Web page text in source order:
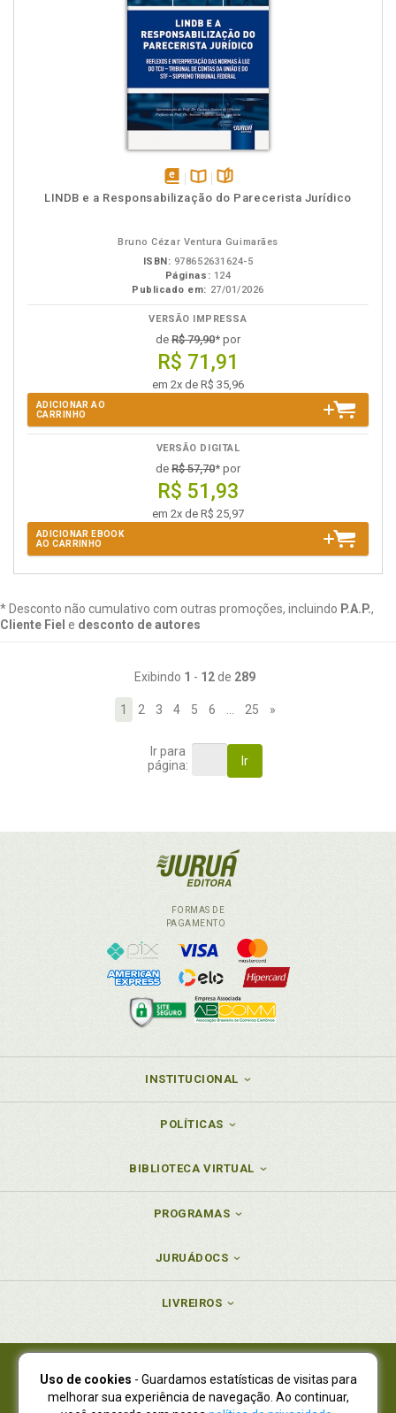
disponívelDisponível
páginas
LINDB e a Responsabilização do Parecerista Jurídico
Bruno Cézar Ventura Guimarães
ISBN: 978652631624-5
Páginas: 124
Publicado em: 27/01/2026
VERSÃO IMPRESSA
de R$ 79,90* por
R$ 71,91
em 2x de R$ 35,96
ADICIONAR AO
CARRINHO
VERSÃO DIGITAL
de R$ 57,70* por
R$ 51,93
em 2x de R$ 25,97
ADICIONAR EBOOK
AO CARRINHO
* Desconto não cumulativo com outras promoções, incluindo P.A.P.,
Cliente Fiel e desconto de autores
Exibindo 1 - 12de 289
1 2 3 4 5 6 25 »
Ir para
página:
Ir
FORMAS DE
PAGAMENTO
INSTITUCIONAL
POLÍTICAS
BIBLIOTECA VIRTUAL
PROGRAMAS
JURUÁDOCS
LIVREIROS
Juruá Editora Ltda., CNPJ 77.535.508/0001-19
Juruá Informática Ltda., CNPJ 01.701.561/0001-80
Uso de cookies - Guardamos estatísticas de visitas para
melhorar sua experiência de navegação. Ao continuar,